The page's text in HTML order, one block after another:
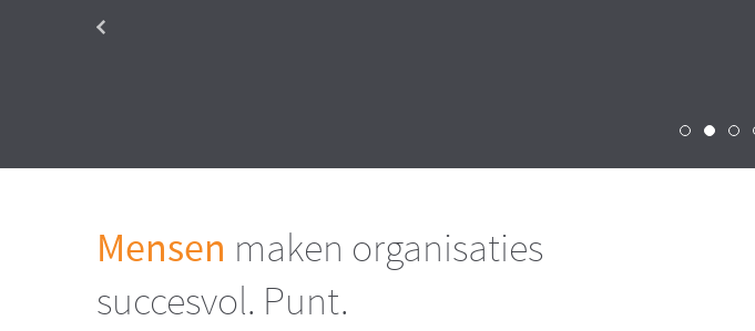
Mensen maken organisaties
succesvol. Punt.